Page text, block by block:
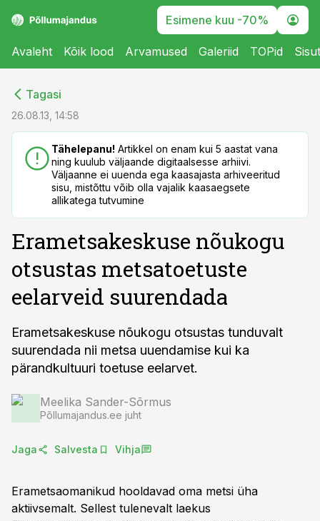
Esimene kuu -70%
Avaleht Kõik lood Arvamused Galeriid TOPid
Tagasi
26.08.13, 14:58
Tähelepanu! Artikkel on enam kui 5 aastat vana
ning kuulub väljaande digitaalsesse arhiivi.
Väljaanne ei uuenda ega kaasajasta arhiveeritud
sisu, mistõttu võib olla vajalik kaasaegsete
allikatega tutvumine
Erametsakeskuse nõukogu
otsustas metsatoetuste
eelarveid suurendada
Erametsakeskuse nõukogu otsustas tunduvalt
suurendada nii metsa uuendamise kui ka
pärandkultuuri toetuse eelarvet.
Meelika Sander-Sõrmus
Põllumajandus.ee juht
Jaga Salvesta Vihja
Erametsaomanikud hooldavad oma metsi üha
aktiivsemalt. Sellest tulenevalt laekus